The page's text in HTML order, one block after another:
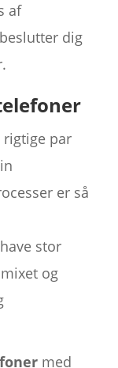
af
dig
par
er så
stor
og
med